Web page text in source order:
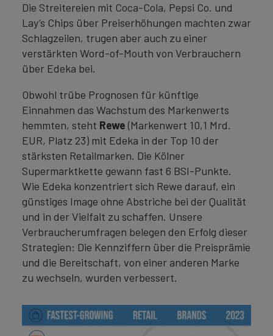
Die Streitereien mit Coca-Cola, Pepsi Co. und
Lay‘s Chips über Preiserhöhungen machten zwar
Schlagzeilen, trugen aber auch zu einer
verstärkten Word-of-Mouth von Verbrauchern
über Edeka bei.
Obwohl trübe Prognosen für künftige
Einnahmen das Wachstum des Markenwerts
hemmten, steht Rewe (Markenwert 10,1 Mrd.
EUR, Platz 23) mit Edeka in der Top 10 der
stärksten Retailmarken. Die Kölner
Supermarktkette gewann fast 6 BSI-Punkte.
Wie Edeka konzentriert sich Rewe darauf, ein
günstiges Image ohne Abstriche bei der Qualität
und in der Vielfalt zu schaffen. Unsere
Verbraucherumfragen belegen den Erfolg dieser
Strategien: Die Kennziffern über die Preisprämie
und die Bereitschaft, von einer anderen Marke
zu wechseln, wurden verbessert.